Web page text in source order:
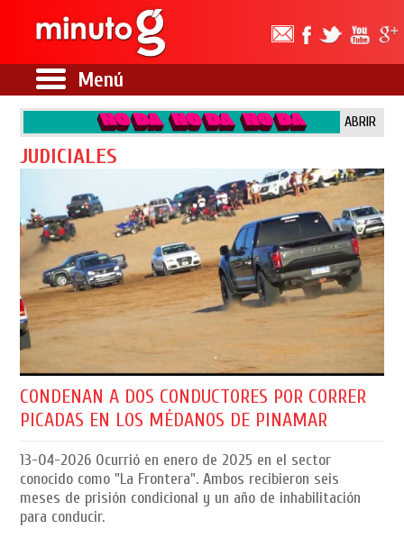
Menú
ABRIR
JUDICIALES
CONDENAN A DOS CONDUCTORES POR CORRER
PICADAS EN LOS MÉDANOS DE PINAMAR
13-04-2026 Ocurrió en enero de 2025 en el sector
conocido como "La Frontera". Ambos recibieron seis
meses de prisión condicional y un año de inhabilitación
para conducir.